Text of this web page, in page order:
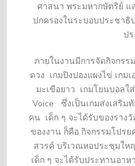
ศาสนา พระมหากษัตริย์ แ
ปกครองในระบอบประชาธิ
ป
ภายในงานมีการจัดกิจกร
ดวง เกมปิงปองแผงไข่ เกม
มะเขือยาว เกมโยนบอลใ
Voice ซึ่งเป็นเกมส่งเสริม
คน เด็ก ๆ จะได้รับของราง
ของงาน ก็คือ กิจกรรมโปร
สวรค์ บริเวณหอประชุมให
เด็ก ๆ จะได้รับประทานอา